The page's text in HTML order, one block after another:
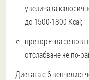
увеличава
до 1500-1800 Kcal;
препоръчва се
отслабване не по-
Диетата с 6